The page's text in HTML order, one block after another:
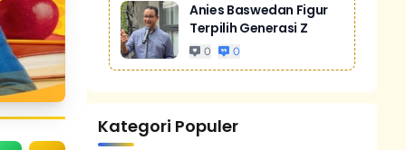
Anies Baswedan Figur
Terpilih Generasi Z
0 0
Kategori Populer